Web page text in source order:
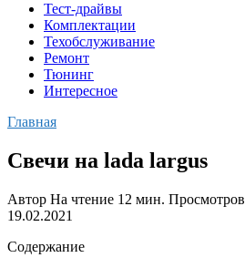
Тест-драйвы
Комплектации
Техобслуживание
Ремонт
Тюнинг
Интересное
Главная
Свечи на lada largus
Автор На чтение 12 мин. Просмотров
19.02.2021
Содержание